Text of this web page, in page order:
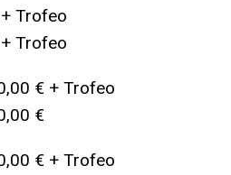
Trofeo
Trofeo
€ + Trofeo
€
€ + Trofeo